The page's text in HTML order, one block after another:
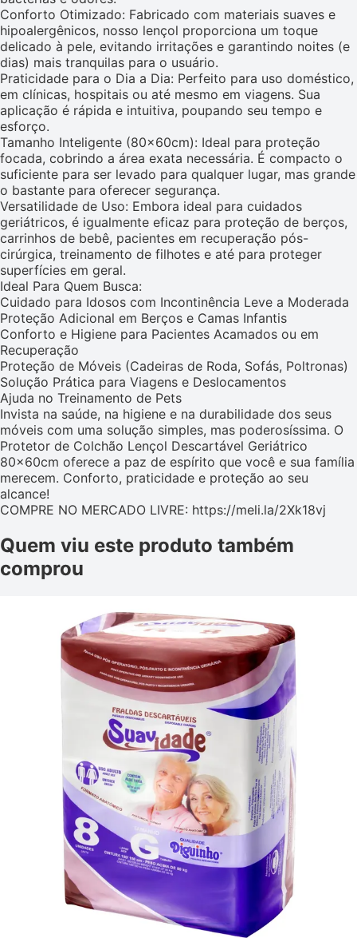
Conforto Otimizado: Fabricado com materiais suaves e
hipoalergênicos, nosso lençol proporciona um toque
delicado à pele, evitando irritações e garantindo noites (e
dias) mais tranquilas para o usuário.
Praticidade para o Dia a Dia: Perfeito para uso doméstico,
em clínicas, hospitais ou até mesmo em viagens. Sua
aplicação é rápida e intuitiva, poupando seu tempo e
esforço.
Tamanho Inteligente (80x60cm): Ideal para proteção
focada, cobrindo a área exata necessária. É compacto o
suficiente para ser levado para qualquer lugar, mas grande
o bastante para oferecer segurança.
Versatilidade de Uso: Embora ideal para cuidados
geriátricos, é igualmente eficaz para proteção de berços,
carrinhos de bebê, pacientes em recuperação pós-
cirúrgica, treinamento de filhotes e até para proteger
superfícies em geral.
Ideal Para Quem Busca:
Cuidado para Idosos com Incontinência Leve a Moderada
Proteção Adicional em Berços e Camas Infantis
Conforto e Higiene para Pacientes Acamados ou em
Recuperação
Proteção de Móveis (Cadeiras de Roda, Sofás, Poltronas)
Solução Prática para Viagens e Deslocamentos
Ajuda no Treinamento de Pets
Invista na saúde, na higiene e na durabilidade dos seus
móveis com uma solução simples, mas poderosíssima. O
Protetor de Colchão Lençol Descartável Geriátrico
80x60cm oferece a paz de espírito que você e sua família
merecem. Conforto, praticidade e proteção ao seu
alcance!
COMPRE NO MERCADO LIVRE: https://meli.la/2Xk18vj
Quem viu este produto também
comprou